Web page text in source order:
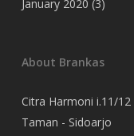
January 2020 (3)
About Brankas
Citra Harmoni i.11/12
Taman - Sidoarjo